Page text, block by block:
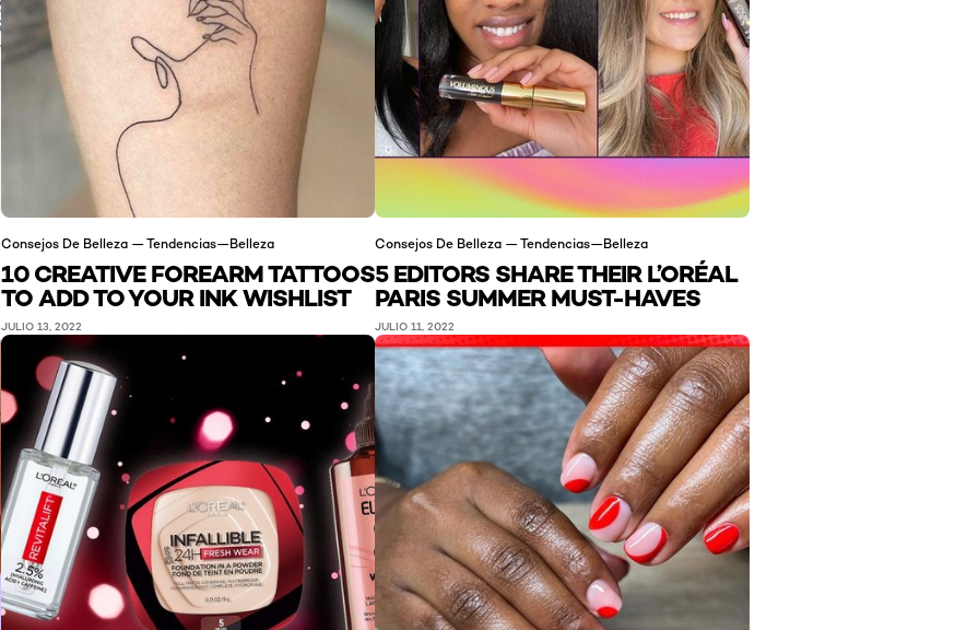
Consejos De Belleza — Tendencias—Belleza
10 CREATIVE FOREARM TATTOOS
TO ADD TO YOUR INK WISHLIST
JULIO 13, 2022
Consejos De Belleza — Tendencias—Belleza
5 EDITORS SHARE THEIR L’ORÉAL
PARIS SUMMER MUST-HAVES
JULIO 11, 2022